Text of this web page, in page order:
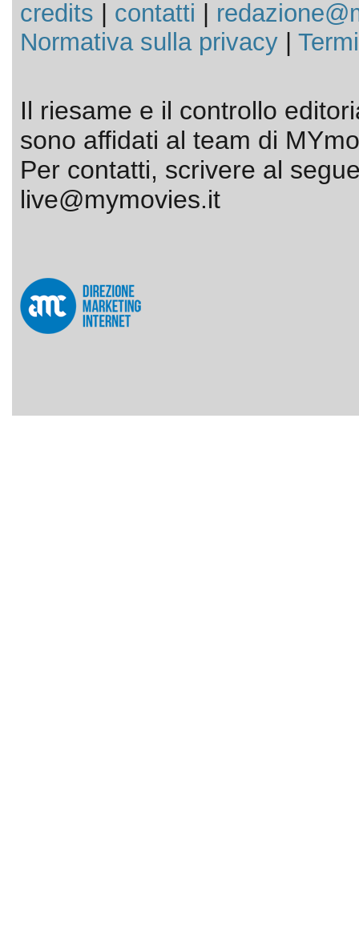
credits
contatti
Normativa sulla privacy|
Il riesame e il controllo
sono affidati al team di
Per contatti, scrivere al
live@mymovies.it